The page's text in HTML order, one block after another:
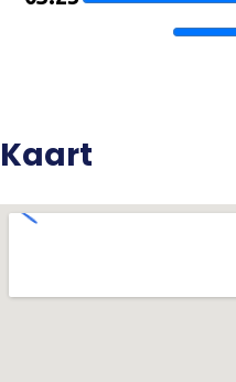
Kaart